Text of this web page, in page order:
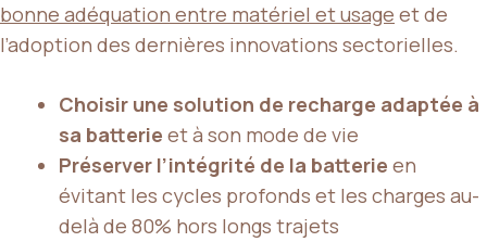
bonne adéquation entre matériel et usage et de
l’adoption des dernières innovations sectorielles.
Choisir une solution de recharge adaptée à
sa batterie et à son mode de vie
Préserver l’intégrité de la batterie en
évitant les cycles profonds et les charges au-
delà de 80% hors longs trajets